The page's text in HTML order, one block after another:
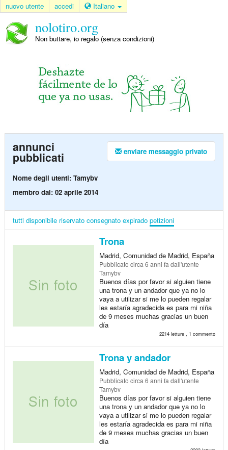
nuovo utente accedi Italiano
nolotiro.org
Non buttare, io regalo (senza condizioni)
enviare messaggio privato
annunci
pubblicati
Nome degli utenti: Tamybv
membro dal: 02 aprile 2014
tutti disponibile riservato consegnato expirado petizioni
Trona
Madrid, Comunidad de Madrid, España
Pubblicato circa 6 anni fa dall'utente
Tamybv
Buenos días por favor si alguien tiene
una trona y un andador que ya no lo
vaya a utilizar si me lo pueden regalar
les estaría agradecida es para mi niña
de 9 meses muchas gracias un buen
día
2214 letture , 1 commento
Trona y andador
Madrid, Comunidad de Madrid, España
Pubblicato circa 6 anni fa dall'utente
Tamybv
Buenos días por favor si alguien tiene
una trona y un andador que ya no lo
vaya a utilizar si me lo pueden regalar
les estaría agradecida es para mi niña
de 9 meses muchas gracias un buen
día